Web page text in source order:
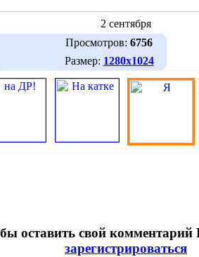
2 сентября
Просмотров: 6756
Размер: 1280х1024
оставить свой
зарегистрироваться